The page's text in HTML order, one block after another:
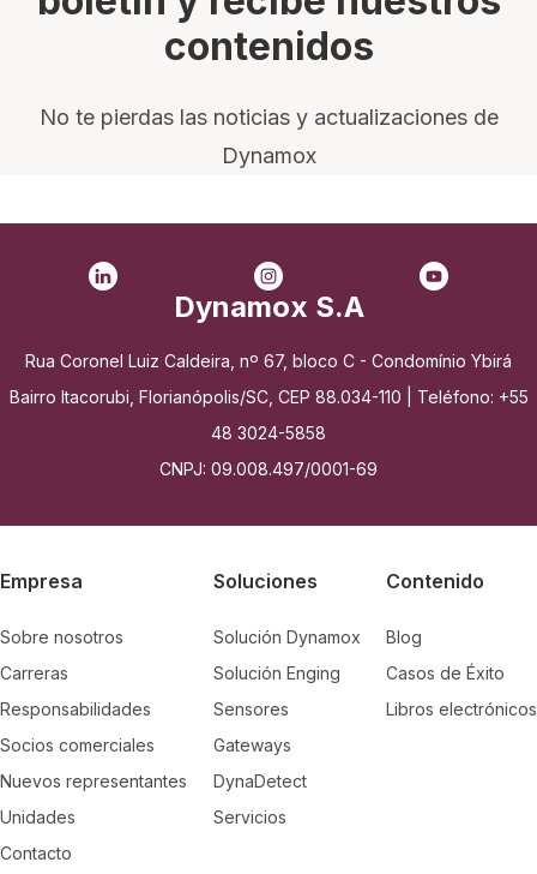
contenidos
No te pierdas las noticias y actualizaciones de
Dynamox
Dynamox S.A
Rua Coronel Luiz Caldeira, nº 67, bloco C - Condomínio Ybirá
Bairro Itacorubi, Florianópolis/SC, CEP 88.034-110 | Teléfono: +55
48 3024-5858
CNPJ: 09.008.497/0001-69
Empresa
Sobre nosotros
Carreras
Responsabilidades
Socios comerciales
Nuevos representantes
Unidades
Contacto
Soluciones
Solución Dynamox
Solución Enging
Sensores
Gateways
DynaDetect
Servicios
Contenido
Blog
Casos de Éxito
Libros electrónicos